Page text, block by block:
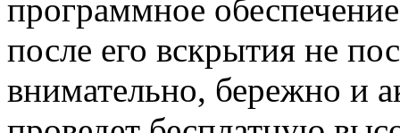
программное
после его вскрытия не
внимательно, бережно и